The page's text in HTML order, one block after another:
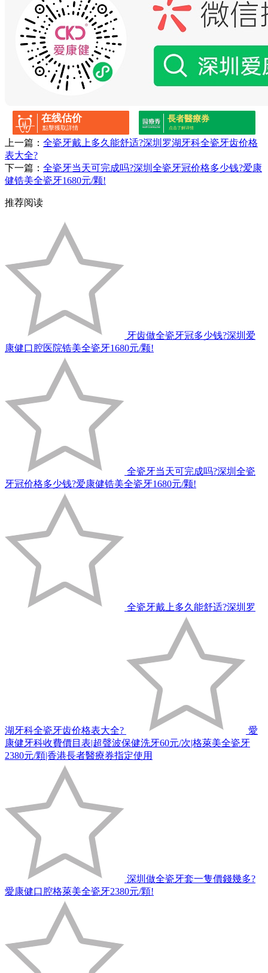
在线估价
點擊獲取詳情
長者醫療券
点击了解详情
上一篇： 全瓷牙戴上多久能舒适?深圳罗湖牙科全瓷牙齿价格
表大全?
下一篇： 全瓷牙当天可完成吗?深圳全瓷牙冠价格多少钱?爱康
健锆美全瓷牙1680元/颗!
推荐阅读
牙齿做全瓷牙冠多少钱?深圳爱
康健口腔医院锆美全瓷牙1680元/颗!
全瓷牙当天可完成吗?深圳全瓷
牙冠价格多少钱?爱康健锆美全瓷牙1680元/颗!
全瓷牙戴上多久能舒适?深圳罗
湖牙科全瓷牙齿价格表大全?
愛
康健牙科收費價目表|超聲波保健洗牙60元/次|格萊美全瓷牙
2380元/顆|香港長者醫療券指定使用
深圳做全瓷牙套一隻價錢幾多?
愛康健口腔格萊美全瓷牙2380元/顆!